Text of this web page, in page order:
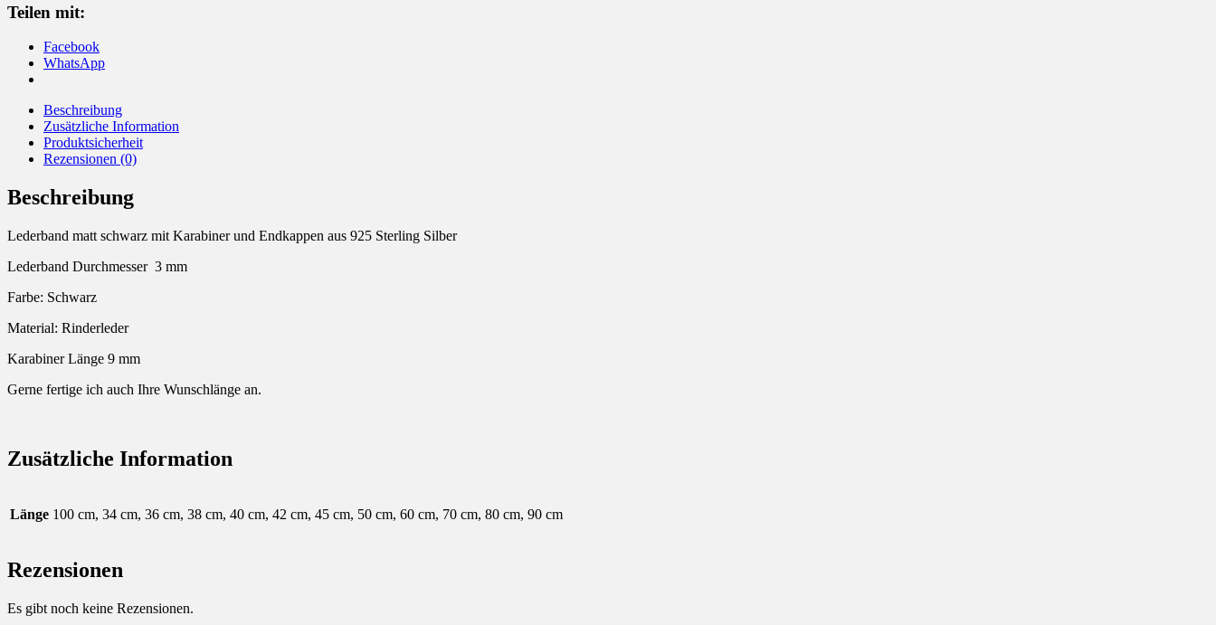
und
Silber
Menge
Teilen mit:
Facebook
WhatsApp
Beschreibung
Zusätzliche Information
Produktsicherheit
Rezensionen (0)
Beschreibung
Lederband matt schwarz mit Karabiner und Endkappen aus 925 Sterling Silber
Lederband Durchmesser 3 mm
Farbe: Schwarz
Material: Rinderleder
Karabiner Länge 9 mm
Gerne fertige ich auch Ihre Wunschlänge an.
Zusätzliche Information
Länge 100 cm, 34 cm, 36 cm, 38 cm, 40 cm, 42 cm, 45 cm, 50 cm, 60 cm, 70 cm, 80 cm, 90 cm
Rezensionen
Es gibt noch keine Rezensionen.